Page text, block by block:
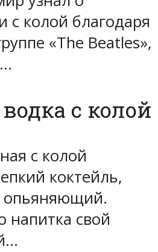
с колой благодаря
«The Beatles»,
с колой
с колой
коктейль,
опьяняющий.
напитка свой